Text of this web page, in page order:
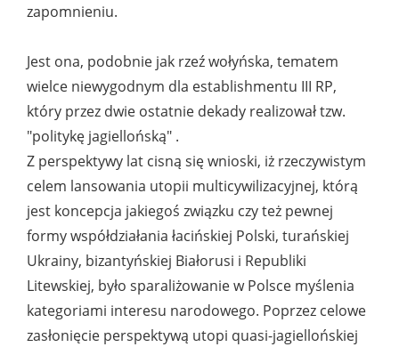
zapomnieniu.
Jest ona, podobnie jak rzeź wołyńska, tematem
wielce niewygodnym dla establishmentu III RP,
który przez dwie ostatnie dekady realizował tzw.
"politykę jagiellońską" .
Z perspektywy lat cisną się wnioski, iż rzeczywistym
celem lansowania utopii multicywilizacyjnej, którą
jest koncepcja jakiegoś związku czy też pewnej
formy współdziałania łacińskiej Polski, turańskiej
Ukrainy, bizantyńskiej Białorusi i Republiki
Litewskiej, było sparaliżowanie w Polsce myślenia
kategoriami interesu narodowego. Poprzez celowe
zasłonięcie perspektywą utopi quasi-jagiellońskiej